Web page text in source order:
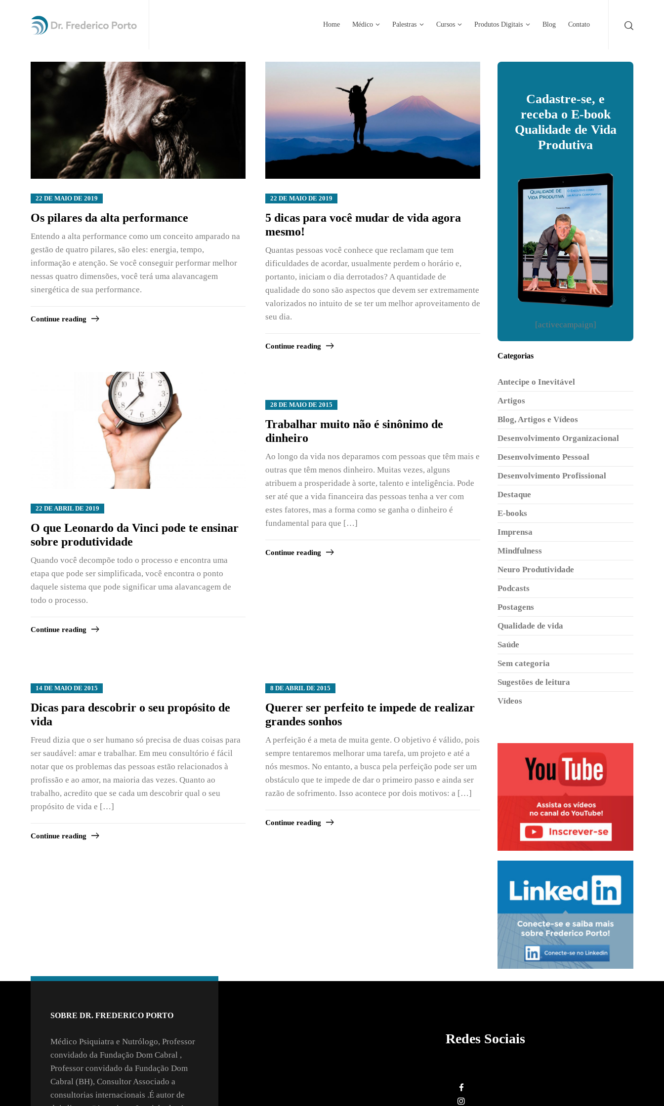
Home Médico Palestras Cursos Produtos Digitais Blog Contato
22 DE MAIO DE 2019
Os pilares da alta performance
Entendo a alta performance como um conceito amparado na
gestão de quatro pilares, são eles: energia, tempo,
informação e atenção. Se você conseguir performar melhor
nessas quatro dimensões, você terá uma alavancagem
sinergética de sua performance.
Continue reading
22 DE MAIO DE 2019
5 dicas para você mudar de vida agora
mesmo!
Quantas pessoas você conhece que reclamam que tem
dificuldades de acordar, usualmente perdem o horário e,
portanto, iniciam o dia derrotados? A quantidade de
qualidade do sono são aspectos que devem ser extremamente
valorizados no intuito de se ter um melhor aproveitamento de
seu dia.
Continue reading
22 DE ABRIL DE 2019
O que Leonardo da Vinci pode te ensinar
sobre produtividade
Quando você decompõe todo o processo e encontra uma
etapa que pode ser simplificada, você encontra o ponto
daquele sistema que pode significar uma alavancagem de
todo o processo.
Continue reading
28 DE MAIO DE 2015
Trabalhar muito não é sinônimo de
dinheiro
Ao longo da vida nos deparamos com pessoas que têm mais e
outras que têm menos dinheiro. Muitas vezes, alguns
atribuem a prosperidade à sorte, talento e inteligência. Pode
ser até que a vida financeira das pessoas tenha a ver com
estes fatores, mas a forma como se ganha o dinheiro é
fundamental para que […]
Continue reading
14 DE MAIO DE 2015
Dicas para descobrir o seu propósito de
vida
Freud dizia que o ser humano só precisa de duas coisas para
ser saudável: amar e trabalhar. Em meu consultório é fácil
notar que os problemas das pessoas estão relacionados à
profissão e ao amor, na maioria das vezes. Quanto ao
trabalho, acredito que se cada um descobrir qual o seu
propósito de vida e […]
Continue reading
8 DE ABRIL DE 2015
Querer ser perfeito te impede de realizar
grandes sonhos
A perfeição é a meta de muita gente. O objetivo é válido, pois
sempre tentaremos melhorar uma tarefa, um projeto e até a
nós mesmos. No entanto, a busca pela perfeição pode ser um
obstáculo que te impede de dar o primeiro passo e ainda ser
razão de sofrimento. Isso acontece por dois motivos: a […]
Continue reading
Cadastre-se, e
receba o E-book
Qualidade de Vida
Produtiva
[activecampaign]
Categorias
Antecipe o Inevitável
Artigos
Blog, Artigos e Vídeos
Desenvolvimento Organizacional
Desenvolvimento Pessoal
Desenvolvimento Profissional
Destaque
E-books
Imprensa
Mindfulness
Neuro Produtividade
Podcasts
Postagens
Qualidade de vida
Saúde
Sem categoria
Sugestões de leitura
Vídeos
SOBRE DR. FREDERICO PORTO
Médico Psiquiatra e Nutrólogo, Professor
convidado da Fundação Dom Cabral ,
Professor convidado da Fundação Dom
Cabral (BH), Consultor Associado a
consultorias internacionais .É autor de
Redes Sociais